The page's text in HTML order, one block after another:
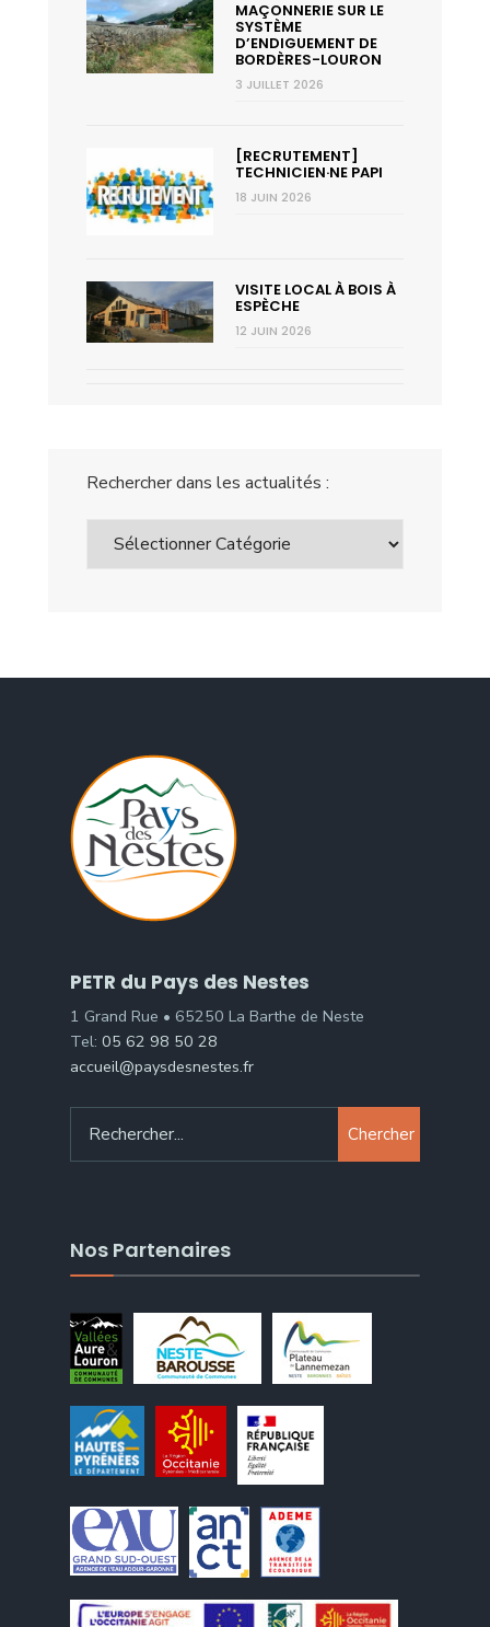
MAÇONNERIE SUR LE
SYSTÈME
D’ENDIGUEMENT DE
BORDÈRES-LOURON
3 JUILLET 2026
[RECRUTEMENT]
TECHNICIEN·NE PAPI
18 JUIN 2026
VISITE LOCAL À BOIS À
ESPÈCHE
12 JUIN 2026
Rechercher dans les actualités :
PETR du Pays des Nestes
1 Grand Rue • 65250 La Barthe de Neste
Tel: 05 62 98 50 28
accueil@paysdesnestes.fr
Chercher
Nos Partenaires